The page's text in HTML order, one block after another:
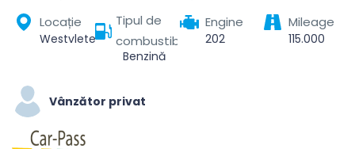
Locație
Westvleteren, Vleteren, Ieper, West-Vlaanderen, Vlaanderen, België
Tipul de
combustibil
Benzină
Engine
202
Mileage
115.000
Vânzător privat